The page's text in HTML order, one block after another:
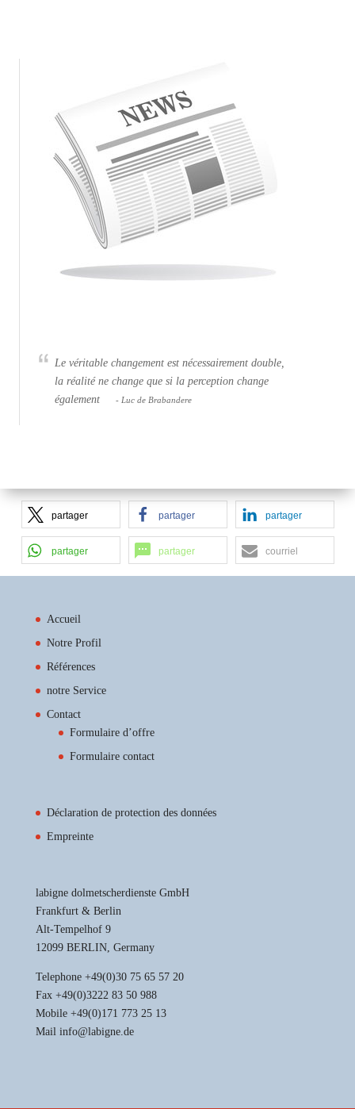
Le véritable changement est nécessairement double,
la réalité ne change que si la perception change
également
- Luc de Brabandere
partager partager partager
partager partager courriel
Accueil
Notre Profil
Références
notre Service
Contact
Formulaire d’offre
Formulaire contact
Déclaration de protection des données
Empreinte
labigne dolmetscherdienste GmbH
Frankfurt & Berlin
Alt-Tempelhof 9
12099 BERLIN, Germany
Telephone +49(0)30 75 65 57 20
Fax +49(0)3222 83 50 988
Mobile +49(0)171 773 25 13
Mail info@labigne.de